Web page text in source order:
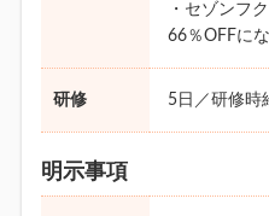
・セゾンフ
66％OFFに
研修 5日／研修時
明示事項